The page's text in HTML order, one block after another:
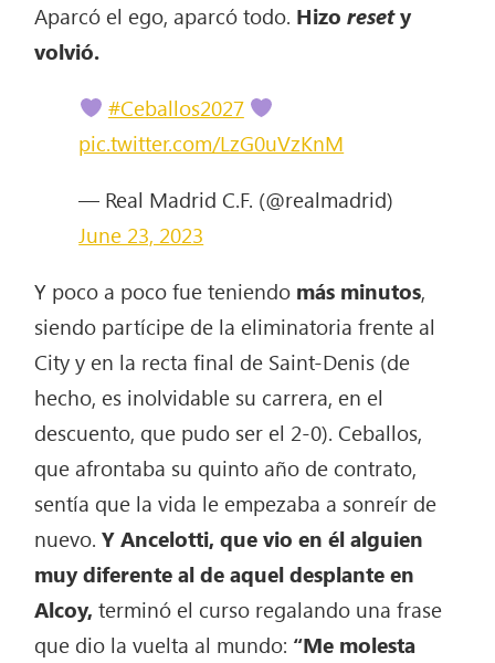
Aparcó el ego, aparcó todo. Hizoresety
volvió.
#Ceballos2027
pic.twitter.com/LzG0uVzKnM
— Real Madrid C.F. (@realmadrid)
June 23, 2023
Y poco a poco fue teniendo más minutos,
siendo partícipe de la eliminatoria frente al
City y en la recta final de Saint-Denis (de
hecho, es inolvidable su carrera, en el
descuento, que pudo ser el 2-0). Ceballos,
que afrontaba su quinto año de contrato,
sentía que la vida le empezaba a sonreír de
nuevo. Y Ancelotti, que vio en él alguien
muy diferente al de aquel desplante en
Alcoy, terminó el curso regalando una frase
que dio la vuelta al mundo: “Me molesta